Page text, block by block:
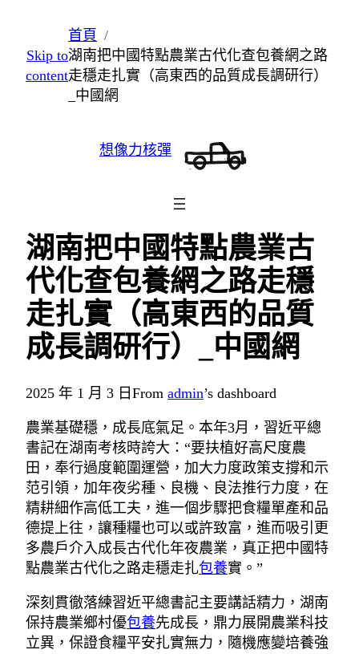
至
主
Skip to
content
首頁
湖南把中國特點農業古代化查包養網之路
走穩走扎實（高東西的品質成長調研行）
_中國網
想像力核彈
湖南把中國特點農業古
代化查包養網之路走穩
走扎實（高東西的品質
成長調研行）_中國網
2025 年 1 月 3 日 From admin’s dashboard
農業基礎穩，成長底氣足。本年3月，習近平總
書記在湖南考核時誇大：“要扶植好高尺度農
田，奉行過度範圍運營，加大力度政策支撐和示
范引領，加年夜劣種、良機、良法推行力度，在
精耕細作高低工夫，進一個步驟把食糧單產和品
德提上往，讓種糧也可以或許致富，進而吸引更
多農戶介入成長古代化年夜農業，真正把中國特
點農業古代化之路走穩走扎包養實。”
深刻貫徹落練習近平總書記主要講話精力，湖南
保持農業鄉村優包養先成長，鼎力展開農業科技
立異，保證食糧平安扎實無力，隨機應變培養強